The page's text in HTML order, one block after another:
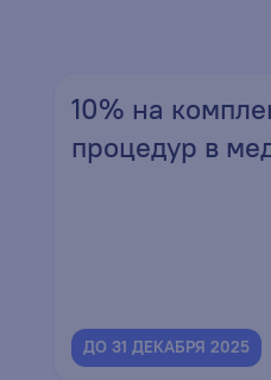
10% на
процедур в
ДО 31 ДЕКАБРЯ 2025